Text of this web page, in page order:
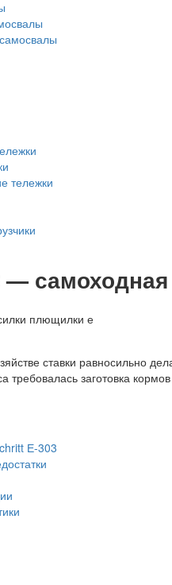
тележки
ставки равносильно
требовалась заготовка
Е-303